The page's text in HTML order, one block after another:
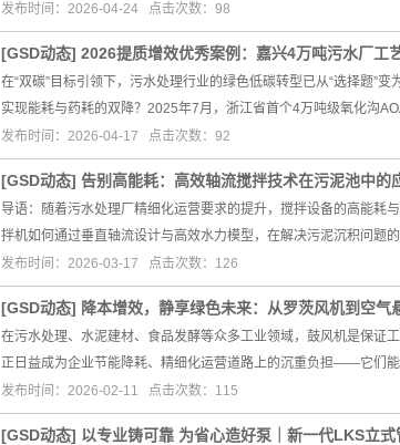
发布时间：2026-04-24 点击次数：98
[GSD动态] 2026提质增效优秀案例：嘉兴4万吨污水厂工
在“双碳”目标引领下，污水处理行业的绿色低碳转型已从“选择题”
实现能耗与药耗的双降？2025年7月，浙江省首个4万吨级氧化沟
发布时间：2026-04-17 点击次数：92
[GSD动态] 告别高能耗：高效轴流搅拌技术在污泥池中的
导语：随着污水处理厂精细化运营要求的提升，搅拌设备的高能耗
拌机如何通过垂直轴流设计与高效水力模型，在解决污泥沉积问题
发布时间：2026-03-17 点击次数：126
[GSD动态] 降本增效，静享绿色未来：从罗茨风机到空气
在污水处理、水泥建材、食品发酵等众多工业领域，鼓风机是保证
正日益成为企业节能降耗、精细化运营道路上的沉重负担——它们
发布时间：2026-02-11 点击次数：115
[GSD动态] 以专业铸可靠 为省心造好泵｜新一代LKS立式